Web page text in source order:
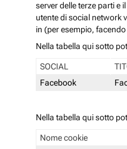
server delle terze parti e
utente di social network
in (per esempio,
Nella tabella qui sotto
SOCIAL
Facebook
Nella tabella qui sotto
Nome cookie